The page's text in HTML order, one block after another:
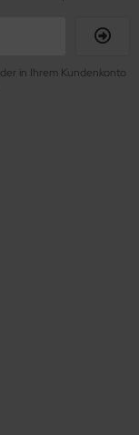
in Ihrem Kundenkonto